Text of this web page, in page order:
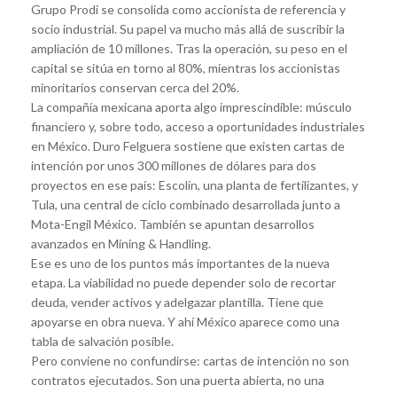
Grupo Prodi se consolida como accionista de referencia y
socio industrial. Su papel va mucho más allá de suscribir la
ampliación de 10 millones. Tras la operación, su peso en el
capital se sitúa en torno al 80%, mientras los accionistas
minoritarios conservan cerca del 20%.
La compañía mexicana aporta algo imprescindible: músculo
financiero y, sobre todo, acceso a oportunidades industriales
en México. Duro Felguera sostiene que existen cartas de
intención por unos 300 millones de dólares para dos
proyectos en ese país: Escolín, una planta de fertilizantes, y
Tula, una central de ciclo combinado desarrollada junto a
Mota-Engil México. También se apuntan desarrollos
avanzados en Mining & Handling.
Ese es uno de los puntos más importantes de la nueva
etapa. La viabilidad no puede depender solo de recortar
deuda, vender activos y adelgazar plantilla. Tiene que
apoyarse en obra nueva. Y ahí México aparece como una
tabla de salvación posible.
Pero conviene no confundirse: cartas de intención no son
contratos ejecutados. Son una puerta abierta, no una